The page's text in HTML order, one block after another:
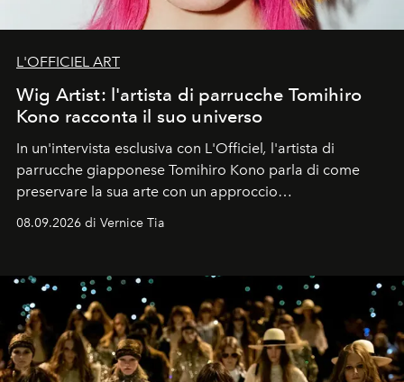
L'OFFICIEL ART
Wig Artist: l'artista di parrucche Tomihiro
Kono racconta il suo universo
In un'intervista esclusiva con L'Officiel , l'artista di
parrucche giapponese Tomihiro Kono parla di come
preservare la sua arte con un approccio
contemporaneo.
08.09.2026 di Vernice Tia